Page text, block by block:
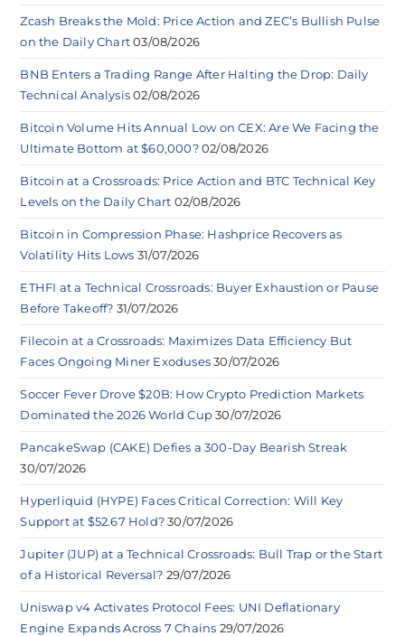
Zcash Breaks the Mold: Price Action and ZEC’s Bullish Pulse
on the Daily Chart 03/08/2026
BNB Enters a Trading Range After Halting the Drop: Daily
Technical Analysis 02/08/2026
Bitcoin Volume Hits Annual Low on CEX: Are We Facing the
Ultimate Bottom at $60,000? 02/08/2026
Bitcoin at a Crossroads: Price Action and BTC Technical Key
Levels on the Daily Chart 02/08/2026
Bitcoin in Compression Phase: Hashprice Recovers as
Volatility Hits Lows 31/07/2026
ETHFI at a Technical Crossroads: Buyer Exhaustion or Pause
Before Takeoff? 31/07/2026
Filecoin at a Crossroads: Maximizes Data Efficiency But
Faces Ongoing Miner Exoduses 30/07/2026
Soccer Fever Drove $20B: How Crypto Prediction Markets
Dominated the 2026 World Cup 30/07/2026
PancakeSwap (CAKE) Defies a 300-Day Bearish Streak
30/07/2026
Hyperliquid (HYPE) Faces Critical Correction: Will Key
Support at $52.67 Hold? 30/07/2026
Jupiter (JUP) at a Technical Crossroads: Bull Trap or the Start
of a Historical Reversal? 29/07/2026
Uniswap v4 Activates Protocol Fees: UNI Deflationary
Engine Expands Across 7 Chains 29/07/2026